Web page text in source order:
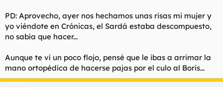
PD: Aprovecho, ayer nos hechamos unas risas mi mujer y
yo viéndote en Crónicas, el Sardá estaba descompuesto,
no sabía que hacer...
Aunque te ví un poco flojo, pensé que le ibas a arrimar la
mano ortopédica de hacerse pajas por el culo al Boris...